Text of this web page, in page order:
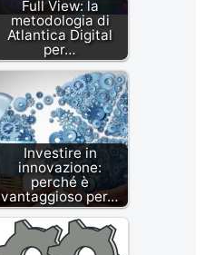
Full View: la
metodologia di
Atlantica Digital
per…
Investire in
innovazione:
perché è
vantaggioso per…